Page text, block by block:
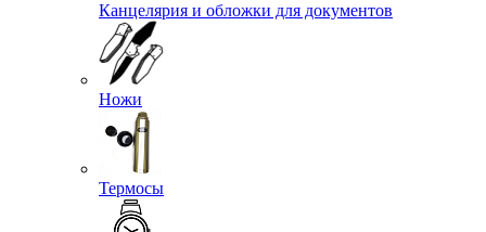
Канцелярия и обложки для документов
Ножи
Термосы